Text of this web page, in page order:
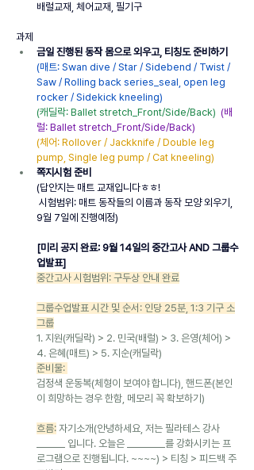
배럴교재, 체어교재, 필기구
과제
금일 진행된 동작 몸으로 외우고, 티칭도 준비하기
(매트: Swan dive / Star / Sidebend / Twist /
Saw / Rolling back series_seal, open leg
rocker / Sidekick kneeling)
(캐딜락: Ballet stretch_Front/Side/Back) (배
럴: Ballet stretch_Front/Side/Back)
(체어: Rollover / Jackknife / Double leg
pump, Single leg pump / Cat kneeling)
쪽지시험 준비
(답안지는 매트 교재입니다ㅎㅎ!
시험범위: 매트 동작들의 이름과 동작 모양 외우기,
9월 7일에 진행예정)
[미리 공지 완료: 9월 14일의 중간고사 AND 그룹수
업발표]
중간고사 시험범위: 구두상 안내 완료
그룹수업발표 시간 및 순서: 인당 25분, 1:3 기구 소
그룹
1. 지원(캐딜락) > 2. 민국(배럴) > 3. 은영(체어) >
4. 은혜(매트) > 5. 지순(캐딜락)
준비물:
검정색 운동복(체형이 보여야 합니다), 핸드폰(본인
이 희망하는 경우 한함, 메모리 꼭 확보하기)
흐름: 자기소개(안녕하세요, 저는 필라테스 강사
______ 입니다. 오늘은 ________를 강화시키는 프
로그램으로 진행됩니다. ~~~~) > 티칭 > 피드백 주